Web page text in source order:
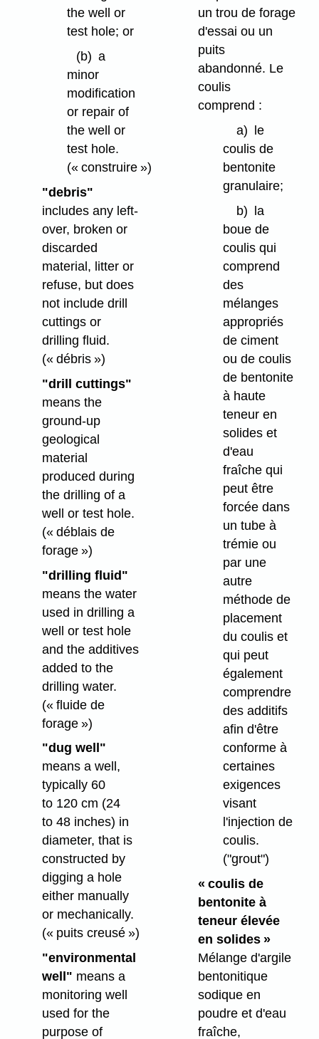
the well or
test hole; or
(b) a
minor
modification
or repair of
the well or
test hole.
(« construire »)
"debris"
includes any left-
over, broken or
discarded
material, litter or
refuse, but does
not include drill
cuttings or
drilling fluid.
(« débris »)
"drill cuttings"
means the
ground-up
geological
material
produced during
the drilling of a
well or test hole.
(« déblais de
forage »)
"drilling fluid"
means the water
used in drilling a
well or test hole
and the additives
added to the
drilling water.
(« fluide de
forage »)
"dug well"
means a well,
typically 60
to 120 cm (24
to 48 inches) in
diameter, that is
constructed by
digging a hole
either manually
or mechanically.
(« puits creusé »)
"environmental
well" means a
monitoring well
used for the
purpose of
un trou de forage
d'essai ou un
puits
abandonné. Le
coulis
comprend :
a)
le
coulis de
bentonite
granulaire;
b) la
boue de
coulis qui
comprend
des
mélanges
appropriés
de ciment
ou de coulis
de bentonite
à haute
teneur en
solides et
d'eau
fraîche qui
peut être
forcée dans
un tube à
trémie ou
par une
autre
méthode de
placement
du coulis et
qui peut
également
comprendre
des additifs
afin d'être
conforme à
certaines
exigences
visant
l'injection de
coulis.
("grout")
« coulis de
bentonite à
teneur élevée
en solides »
Mélange d'argile
bentonitique
sodique en
poudre et d'eau
fraîche,